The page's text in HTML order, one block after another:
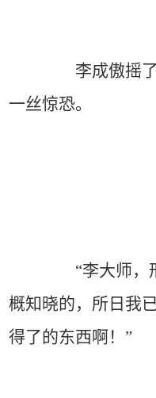
李成傲摇了摇
一丝惊恐。
“李大师，形
概知晓的，所日我
得了的东西啊！”